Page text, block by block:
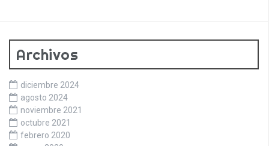
Archivos
diciembre 2024
agosto 2024
noviembre 2021
octubre 2021
febrero 2020